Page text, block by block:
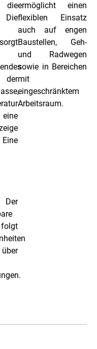
die
Die
der
ermöglicht einen
flexiblen Einsatz
auch auf engen
Baustellen, Geh-
und Radwegen
sowie in Bereichen
mit
eingeschränktem
Arbeitsraum.